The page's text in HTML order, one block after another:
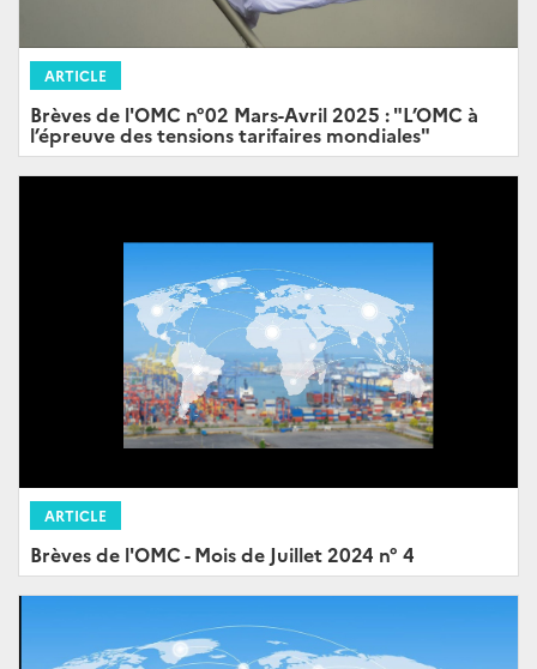
ARTICLE
Brèves de l'OMC n°02 Mars-Avril 2025 : "L’OMC à
l’épreuve des tensions tarifaires mondiales"
ARTICLE
Brèves de l'OMC - Mois de Juillet 2024 n° 4